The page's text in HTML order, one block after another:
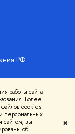
работы сайта
Более
cookies
персональных
сайтом, вы
об
✖
РФ